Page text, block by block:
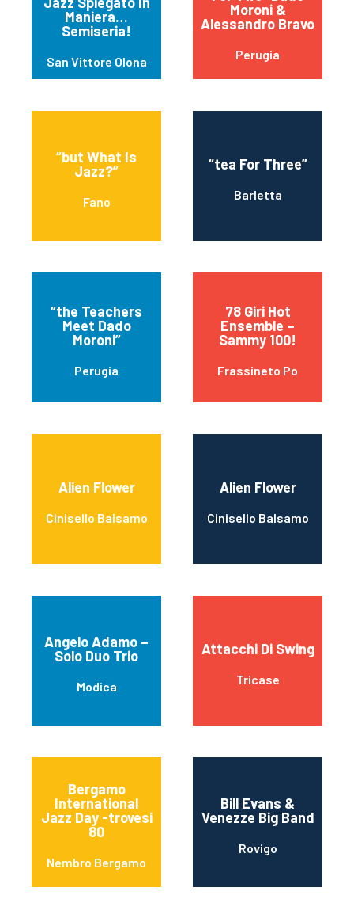
Maniera…
Semiseria!
San Vittore Olona
Moroni &
Alessandro Bravo
Perugia
“but What Is
Jazz?”
Fano
“tea For Three”
Barletta
“the Teachers
Meet Dado
Moroni”
Perugia
78 Giri Hot
Ensemble –
Sammy 100!
Frassineto Po
Alien Flower
Cinisello Balsamo
Alien Flower
Cinisello Balsamo
Angelo Adamo –
Solo Duo Trio
Modica
Attacchi Di Swing
Tricase
Bergamo
International
Jazz Day -trovesi
80
Nembro Bergamo
Bill Evans &
Venezze Big Band
Rovigo